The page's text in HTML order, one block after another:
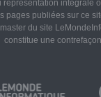
représentation intégrale
pages publiées sur ce
du site
constitue une